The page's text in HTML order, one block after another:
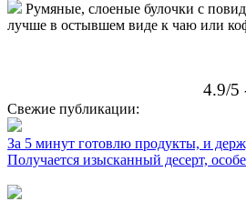
Румяные, слоеные булочки с
лучше в остывшем виде к чаю или
4.9/5
Свежие публикации:
За 5 минут готовлю продукты, и
Получается изысканный десерт,